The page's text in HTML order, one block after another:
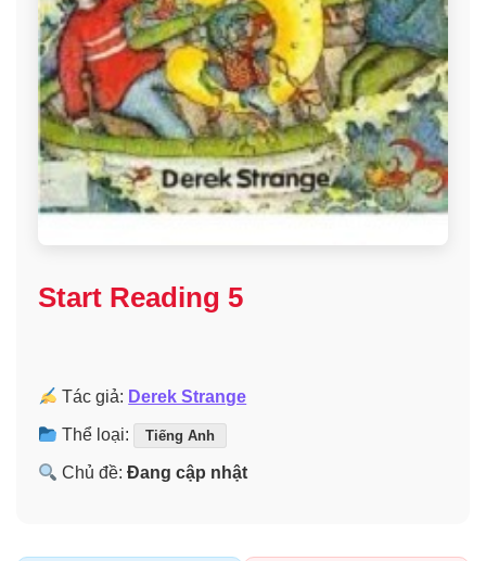
Start Reading 5
Tác giả: Derek Strange
Thể loại: Tiếng Anh
Chủ đề:Đang cập nhật